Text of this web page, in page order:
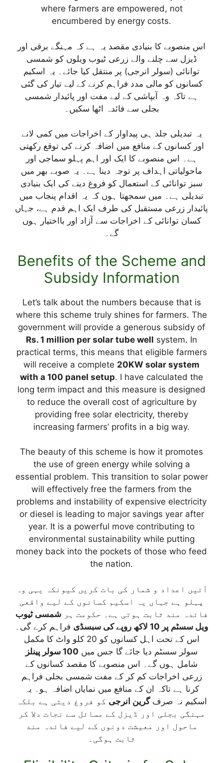
where farmers are empowered, not
encumbered by energy costs.
اس منصوبے کا بنیادی مقصد یہ ہے کہ مہنگے برقی اور
ڈیزل سے چلنے والے زرعی ٹیوب ویلوں کو شمسی
توانائی (سولر انرجی) پر منتقل کیا جائے۔ یہ اسکیم
کسانوں کو مالی مدد فراہم کرنے کے لیے تیار کی گئی
ہے تاکہ وہ آبپاشی کے لیے مفت اور پائیدار شمسی
بجلی سے فائدہ اٹھا سکیں۔
یہ تبدیلی جلد ہی پیداوار کے اخراجات میں کمی لانے
اور کسانوں کے منافع میں اضافہ کرنے کی توقع رکھتی
ہے۔ اس منصوبے کا ایک اور اہم پہلو سماجی اور
ماحولیاتی اہداف پر توجہ دینا ہے۔ یہ صوبے بھر میں
سبز توانائی کے استعمال کو فروغ دینے کی ایک بنیادی
تبدیلی ہے۔ میں سمجھتا ہوں کہ یہ اقدام پنجاب میں
پائیدار زرعی مستقبل کی طرف ایک اہم قدم ہے، جہاں
کسان توانائی کے اخراجات سے آزاد اور بااختیار ہوں
گے۔
Benefits of the Scheme and
Subsidy Information
Let’s talk about the numbers because that is
where this scheme truly shines for farmers. The
government will provide a generous subsidy of
Rs. 1 million per solar tube well system. In
practical terms, this means that eligible farmers
will receive a complete 20KW solar system
with a 100 panel setup. I have calculated the
long term impact and this measure is designed
to reduce the overall cost of agriculture by
providing free solar electricity, thereby
increasing farmers’ profits in a big way.
The beauty of this scheme is how it promotes
the use of green energy while solving a
essential problem. This transition to solar power
will effectively free the farmers from the
problems and instability of expensive electricity
or diesel is leading to major savings year after
year. It is a powerful move contributing to
environmental sustainability while putting
money back into the pockets of those who feed
the nation.
آئیں اعداد و شمار کی بات کریں کیونکہ یہی وہ
پہلو ہے جہاں یہ اسکیم کسانوں کے لیے واقعی
فائدہ مند ثابت ہوتی ہے۔ حکومت ہرشمسی ٹیوب
ویل سسٹم پر 10 لاکھ روپے کی سبسڈی
فراہم کرے گی۔
اس کے تحت اہل کسانوں کو 20 کلو واٹ کا مکمل
سولر سسٹم دیا جائے گا جس میں 100 سولر پینلز
شامل ہوں گے۔ اس منصوبے کا مقصد کسانوں کے
زرعی اخراجات کم کر کے مفت شمسی بجلی فراہم
کرنا ہے تاکہ ان کے منافع میں نمایاں اضافہ ہو۔ یہ
اسکیم نہ صرفگرین انرجی کو فروغ دیتی ہے بلکہ
مہنگی بجلی اور ڈیزل کے مسائل سے نجات دلا کر
ماحول اور معیشت دونوں کے لیے فائدہ مند
ثابت ہوگی۔